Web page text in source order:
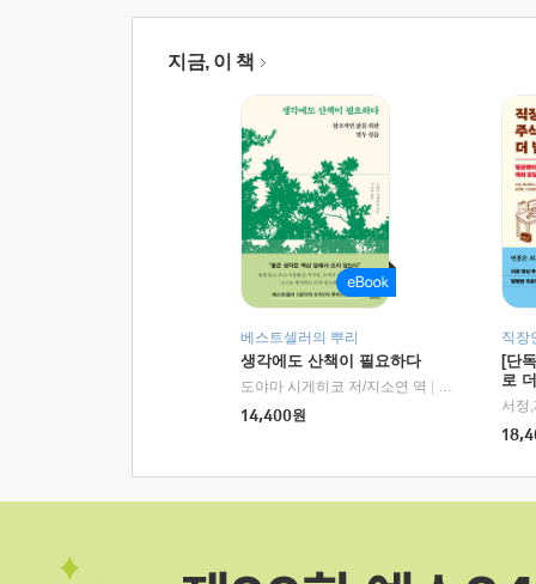
지금, 이 책
베스트셀러의 뿌리
생각에도 산책이 필요하다
도야마 시게히코 저/지소연 역
알에이치코리
14,400원
직장
[단
로